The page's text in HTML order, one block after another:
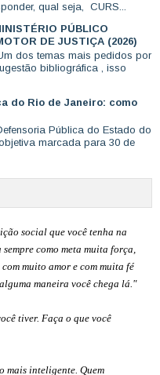
qual seja, CURS...
PÚBLICO
DE JUSTIÇA (2026)
dos temas mais pedidos por
bibliográfica , isso
do Rio de Janeiro: como
Pública do Estado do
marcada para 30 de
social que você tenha na
como meta muita força,
muito amor e com muita fé
maneira você chega lá."
tiver. Faça o que você
mais inteligente. Quem